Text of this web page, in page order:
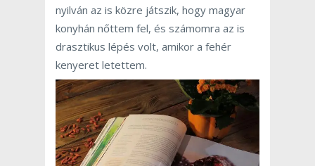
nyilván az is közre játszik, hogy magyar
konyhán nőttem fel, és számomra az is
drasztikus lépés volt, amikor a fehér
kenyeret letettem.